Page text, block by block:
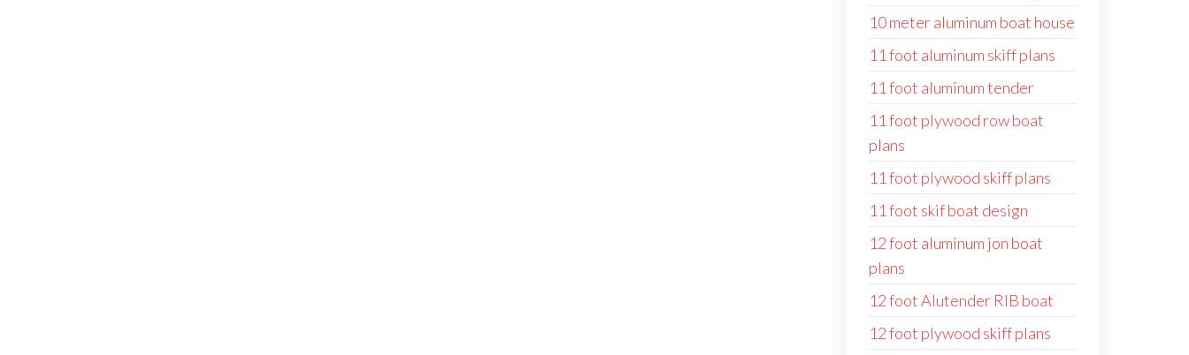
10 meter aluminum boat house
11 foot aluminum skiff plans
11 foot aluminum tender
11 foot plywood row boat
plans
11 foot plywood skiff plans
11 foot skif boat design
12 foot aluminum jon boat
plans
12 foot Alutender RIB boat
12 foot plywood skiff plans